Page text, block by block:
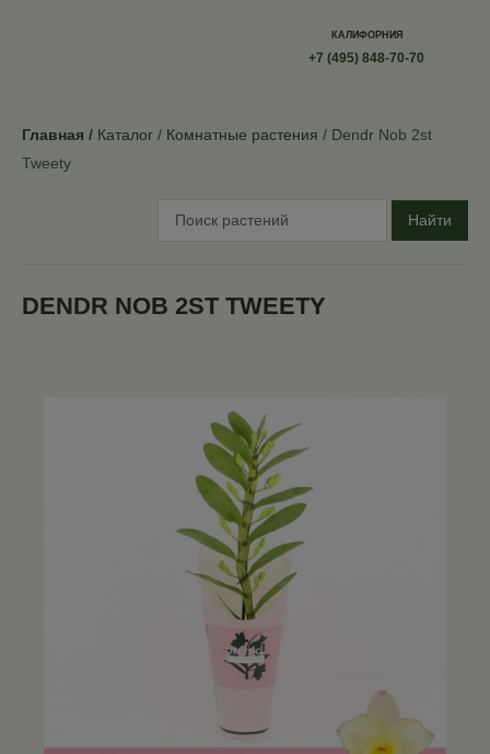
КАЛИФОРНИЯ
+7 (495) 848-70-70
Главная Каталог Комнатные растения
Dendr Nob 2st
Tweety
Найти
DENDR NOB 2ST TWEETY